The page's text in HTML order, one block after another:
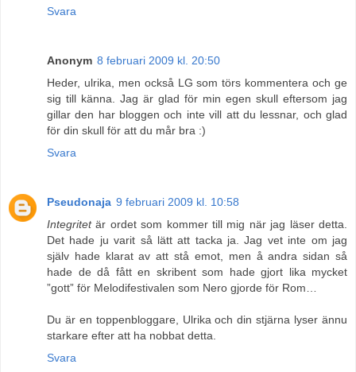
Svara
Anonym 8 februari 2009 kl. 20:50
Heder, ulrika, men också LG som törs kommentera och ge
sig till känna. Jag är glad för min egen skull eftersom jag
gillar den har bloggen och inte vill att du lessnar, och glad
för din skull för att du mår bra :)
Svara
Pseudonaja 9 februari 2009 kl. 10:58
Integritetär ordet som kommer till mig när jag läser detta.
Det hade ju varit så lätt att tacka ja. Jag vet inte om jag
själv hade klarat av att stå emot, men å andra sidan så
hade de då fått en skribent som hade gjort lika mycket
”gott” för Melodifestivalen som Nero gjorde för Rom…
Du är en toppenbloggare, Ulrika och din stjärna lyser ännu
starkare efter att ha nobbat detta.
Svara